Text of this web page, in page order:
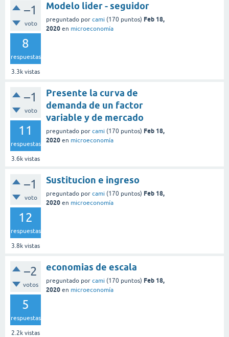
–1
voto
8
respuestas
3.3k vistas
Modelo lider - seguidor
preguntado por cami (170 puntos) Feb 18,
2020 en microeconomía
–1
voto
11
respuestas
3.6k vistas
Presente la curva de
demanda de un factor
variable y de mercado
preguntado por cami (170 puntos) Feb 18,
2020 en microeconomía
–1
voto
12
respuestas
3.8k vistas
Sustitucion e ingreso
preguntado por cami (170 puntos) Feb 18,
2020 en microeconomía
–2
votos
5
respuestas
2.2k vistas
economias de escala
preguntado por cami (170 puntos) Feb 18,
2020 en microeconomía